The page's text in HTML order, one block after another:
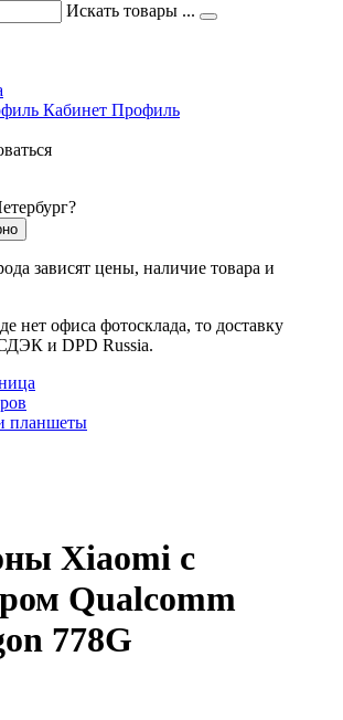
Искать товары ...
Кабинет Профиль
зависят цены, наличие товара и
нет офиса фотосклада, то доставку
и DPD Russia.
планшеты
Xiaomi с
Qualcomm
778G